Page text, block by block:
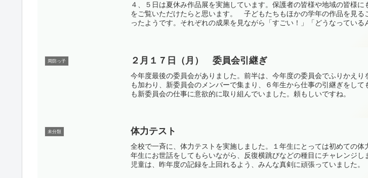
４、５日は夏休み作品展を実施しています。保護者の皆様や地域の皆様に
をご覧いただけたらと思います。 子どもたちもほかの学年の作品を見る
ったようです。それぞれの成果を見ながら「すごい！」「どうなっている
周防っ子 ２月１７日（月） 委員会引継ぎ
今年度最後の委員会がありました。前半は、今年度の委員会でふりかえり
も加わり、新委員会のメンバーで集まり、６年生から仕事の引継ぎをして
も新委員会の仕事に意欲的に取り組んでいました。頼もしいですね。
未分類 体力テスト
全校で一斉に、体力テストを実施しました。１年生にとっては初めての体
年生にお世話をしてもらいながら、反復横跳びなどの種目にチャレンジし
児童は、昨年度の記録を上回れるよう、みんな真剣に頑張っていました。